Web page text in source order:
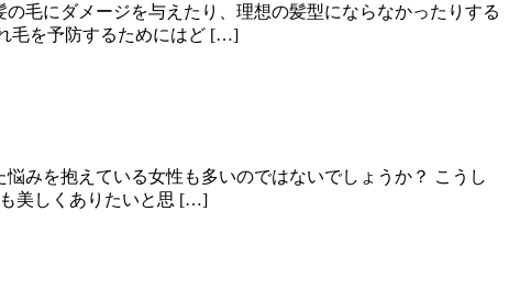
毛にダメージを与えたり、理想の髪型にならなかったりする
毛を予防するためにはど […]
みを抱えている女性も多いのではないでしょうか？ こうし
美しくありたいと思 […]